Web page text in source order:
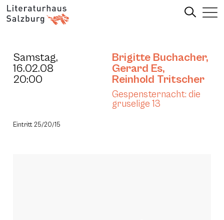
Samstag,
16.02.08
20:00
Brigitte Buchacher,
Gerard Es,
Reinhold Tritscher
Gespensternacht: die
gruselige 13
Eintritt 25/20/15